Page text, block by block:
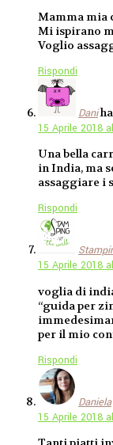
Mamma mia
Mi ispirano
Voglio
Rispondi
Dani
15 Aprile 2018
Una bella
in India, ma
assaggiare i
Rispondi
15 Aprile 2018
voglia di
“guida per
per il mio
Rispondi
Daniela
15 Aprile 2018